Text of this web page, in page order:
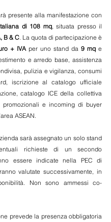
presente alla manifestazione con
di 108 mq
B & C. La quota di partecipazione è
+ IVA per uno stand da 9 mq e
e arredo base, assistenza
pulizia e vigilanza, consumi
iscrizione al catalogo ufficiale
catalogo ICE della collettiva
promozionali e incoming di buyer
ASEAN.
sarà assegnato un solo stand
richieste di un secondo
essere indicate nella PEC di
valutate successivamente, in
Non sono ammessi co-
prevede la presenza obbligatoria